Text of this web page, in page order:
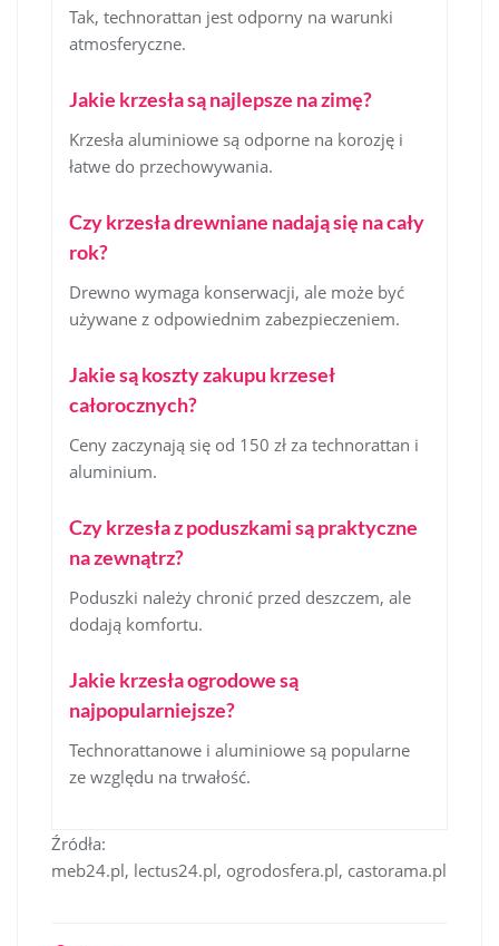
Tak, technorattan jest odporny na warunki
atmosferyczne.
Jakie krzesła są najlepsze na zimę?
Krzesła aluminiowe są odporne na korozję i
łatwe do przechowywania.
Czy krzesła drewniane nadają się na cały
rok?
Drewno wymaga konserwacji, ale może być
używane z odpowiednim zabezpieczeniem.
Jakie są koszty zakupu krzeseł
całorocznych?
Ceny zaczynają się od 150 zł za technorattan i
aluminium.
Czy krzesła z poduszkami są praktyczne
na zewnątrz?
Poduszki należy chronić przed deszczem, ale
dodają komfortu.
Jakie krzesła ogrodowe są
najpopularniejsze?
Technorattanowe i aluminiowe są popularne
ze względu na trwałość.
Źródła:
meb24.pl, lectus24.pl, ogrodosfera.pl, castorama.pl